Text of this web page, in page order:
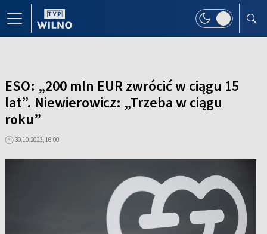
ESO: „200 mln EUR zwrócić w ciągu 15
lat”. Niewierowicz: „Trzeba w ciągu
roku”
30.10.2023, 16:00